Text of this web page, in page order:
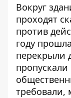
Вокруг
проходят
против
году
перекрыли
требовали,